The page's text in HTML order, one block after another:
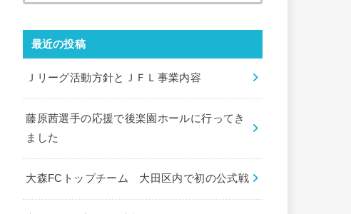
最近の投稿
Ｊリーグ活動方針とＪＦＬ事業内容
藤原茜選手の応援で後楽園ホールに行ってき
ました
大森FCトップチーム 大田区内で初の公式戦